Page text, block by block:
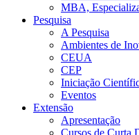
MBA,
Pesquisa
A Pesquisa
Ambientes de
CEUA
CEP
Iniciação
Eventos
Extensão
Apresentação
Cursos de Curta